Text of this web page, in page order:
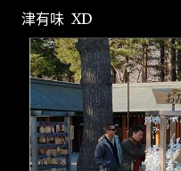
津有味 XD